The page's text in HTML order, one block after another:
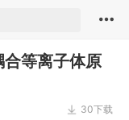
等离子体原
30下载